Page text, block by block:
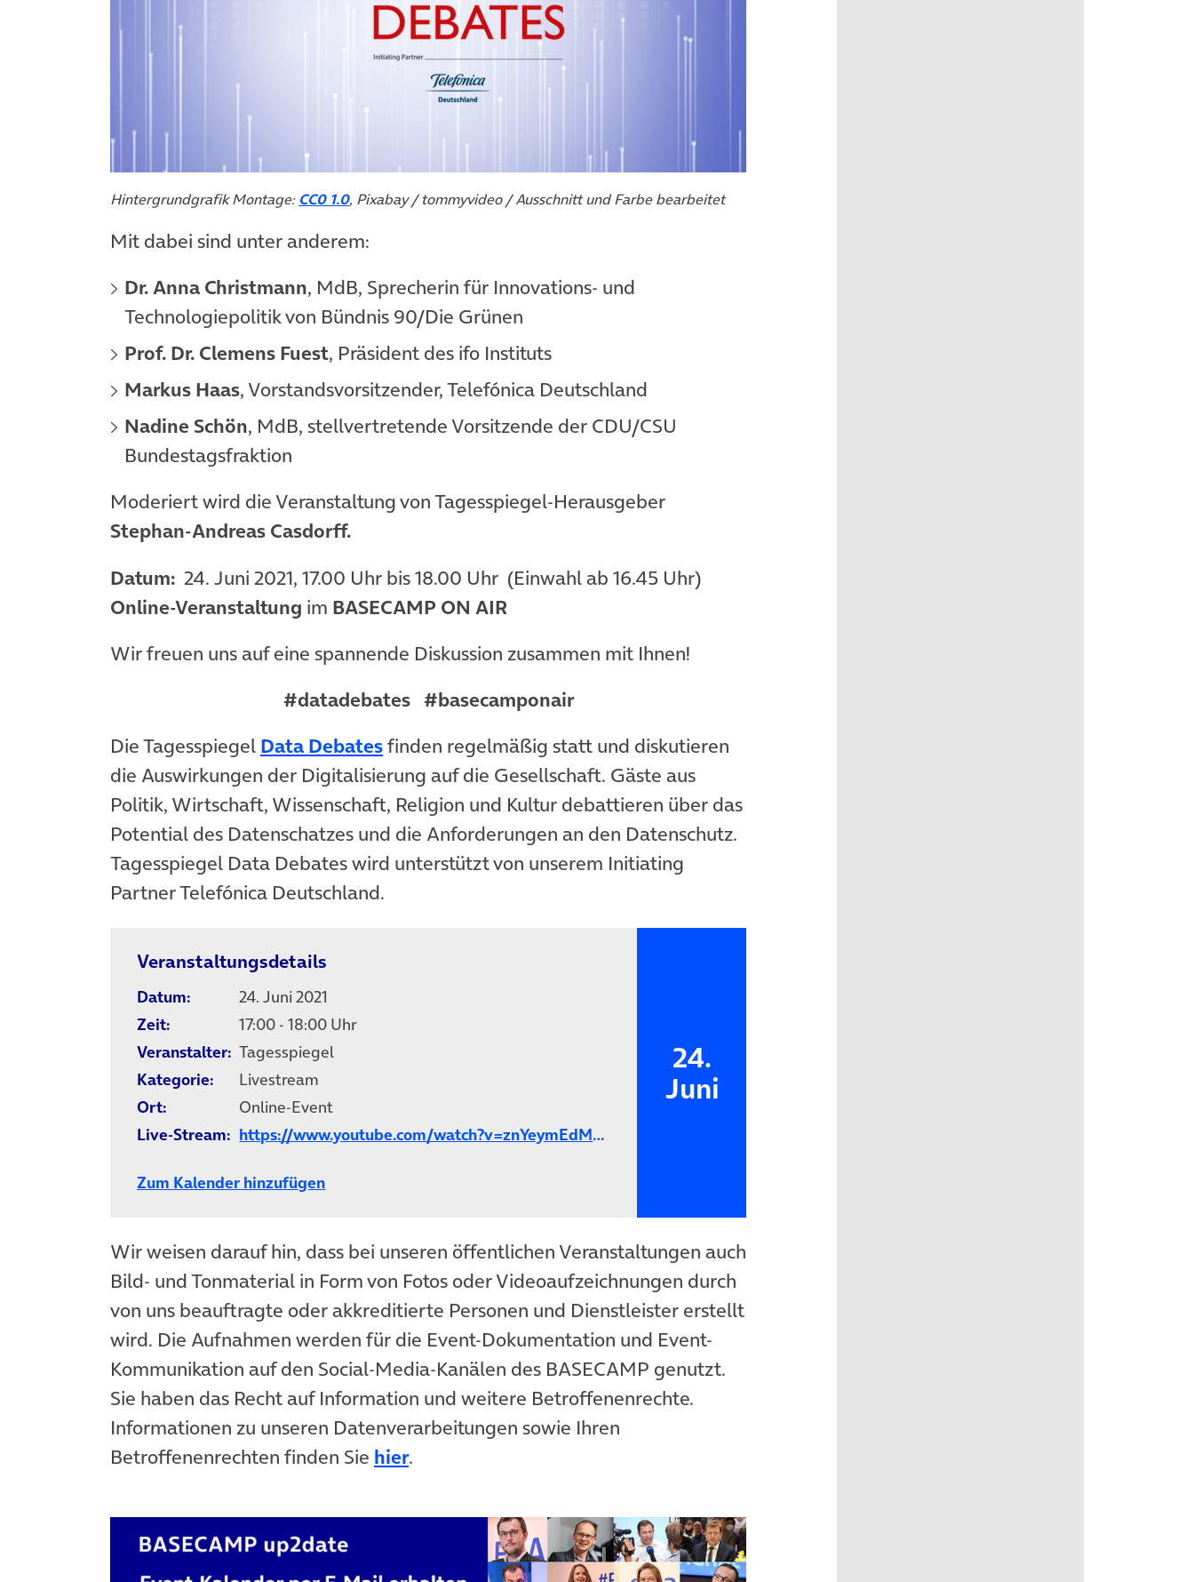
Hintergrundgrafik Montage: CC0 1.0, Pixabay / tommyvideo / Ausschnitt und Farbe bearbeitet
Mit dabei sind unter anderem:
Dr. Anna Christmann, MdB, Sprecherin für Innovations- und
Technologiepolitik von Bündnis 90/Die Grünen
Prof. Dr. Clemens Fuest, Präsident des ifo Instituts
Markus Haas, Vorstandsvorsitzender, Telefónica Deutschland
Nadine Schön, MdB, stellvertretende Vorsitzende der CDU/CSU
Bundestagsfraktion
Moderiert wird die Veranstaltung von Tagesspiegel-Herausgeber
Stephan-Andreas Casdorff.
Datum: 24. Juni 2021, 17.00 Uhr bis 18.00 Uhr (Einwahl ab 16.45 Uhr)
Online-Veranstaltung im BASECAMP ON AIR
Wir freuen uns auf eine spannende Diskussion zusammen mit Ihnen!
#datadebates #basecamponair
Die Tagesspiegel Data Debates(öffnet in neuem Tab)
finden regelmäßig statt und diskutieren
die Auswirkungen der Digitalisierung auf die Gesellschaft. Gäste aus
Politik, Wirtschaft, Wissenschaft, Religion und Kultur debattieren über das
Potential des Datenschatzes und die Anforderungen an den Datenschutz.
Tagesspiegel Data Debates wird unterstützt von unserem Initiating
Partner Telefónica Deutschland.
Veranstaltungsdetails
Datum:
24. Juni 2021
Zeit:
17:00 - 18:00 Uhr
Veranstalter: Tagesspiegel
Kategorie:
Livestream
Ort:
Online-Event
Live-Stream: https://www.youtube.com/watch?v=znYeymEdM0g
Zum Kalender hinzufügen
24.
Juni
Wir weisen darauf hin, dass bei unseren öffentlichen Veranstaltungen auch
Bild- und Tonmaterial in Form von Fotos oder Videoaufzeichnungen durch
von uns beauftragte oder akkreditierte Personen und Dienstleister erstellt
wird. Die Aufnahmen werden für die Event-Dokumentation und Event-
Kommunikation auf den Social-Media-Kanälen des BASECAMP genutzt.
Sie haben das Recht auf Information und weitere Betroffenenrechte.
Informationen zu unseren Datenverarbeitungen sowie Ihren
Betroffenenrechten finden Sie hier.